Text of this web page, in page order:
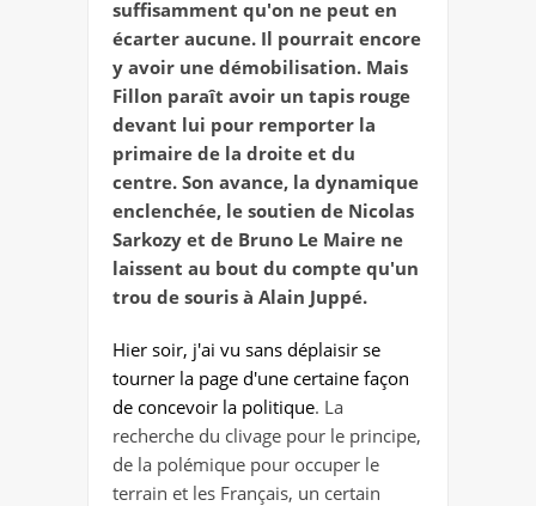
suffisamment qu'on ne peut en
écarter aucune. Il pourrait encore
y avoir une démobilisation. Mais
Fillon paraît avoir un tapis rouge
devant lui pour remporter la
primaire de la droite et du
centre. Son avance, la dynamique
enclenchée, le soutien de Nicolas
Sarkozy et de Bruno Le Maire ne
laissent au bout du compte qu'un
trou de souris à Alain Juppé.
Hier soir, j'ai vu sans déplaisir se
tourner la page d'une certaine façon
de concevoir la politique. La
recherche du clivage pour le principe,
de la polémique pour occuper le
terrain et les Français, un certain